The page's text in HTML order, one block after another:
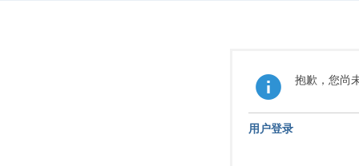
抱歉，您尚
用户登录